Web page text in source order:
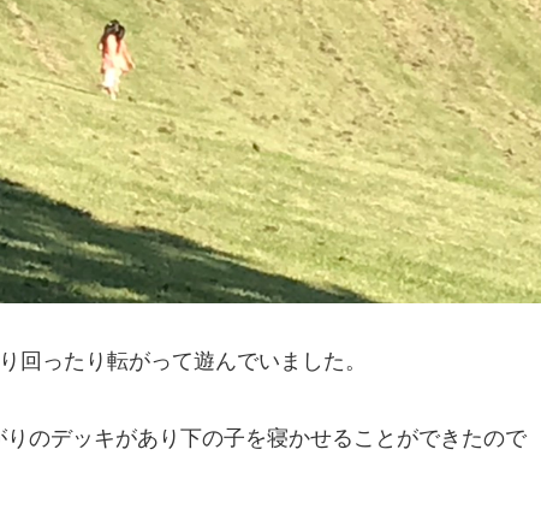
回ったり転がって遊んでいました。
のデッキがあり下の子を寝かせることができたので